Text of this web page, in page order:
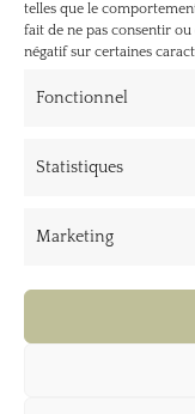
telles que le
fait de ne pas consentir
négatif sur certaines
Fonctionnel
Statistiques
Marketing